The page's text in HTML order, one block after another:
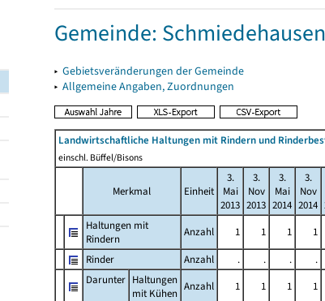
Gemeinde: Schmiedehausen
▸ Gebietsveränderungen der Gemeinde
▸ Allgemeine Angaben, Zuordnungen
Landwirtschaftliche Haltungen mit Rindern und
einschl. Büffel/Bisons
Merkmal Einheit
3.
Mai
2013
3.
Nov
2013
3.
Mai
2014
3.
Nov
2014
Haltungen mit
Rindern
Anzahl 1 1 1 1
Rinder
Anzahl . . . .
Darunter Haltungen
mit Kühen
Anzahl 1 1 1 1